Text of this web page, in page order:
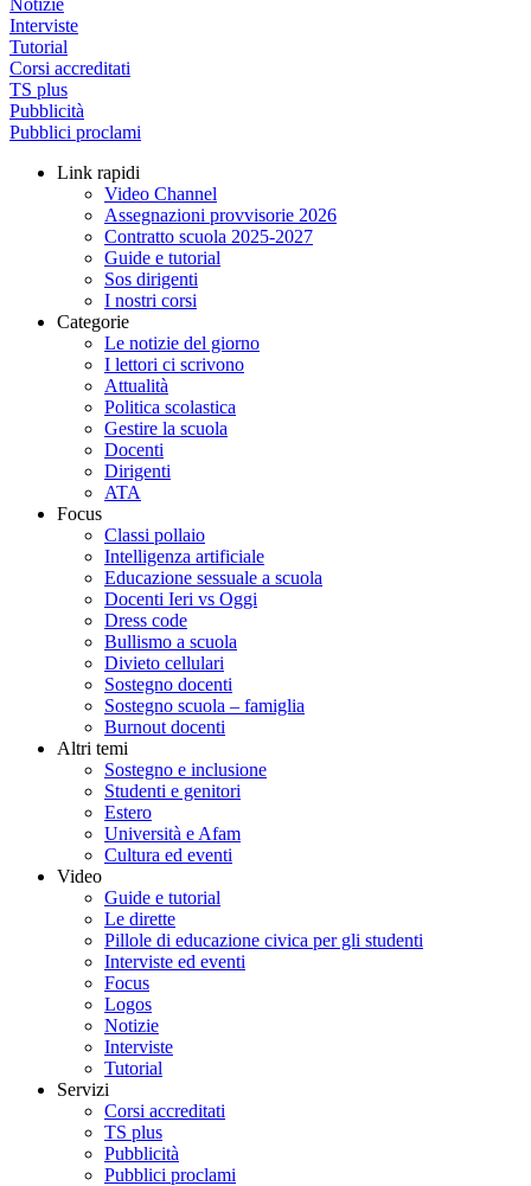
Notizie
Interviste
Tutorial
Corsi accreditati
TS plus
Pubblicità
Pubblici proclami
Link rapidi
Video Channel
Assegnazioni provvisorie 2026
Contratto scuola 2025-2027
Guide e tutorial
Sos dirigenti
I nostri corsi
Categorie
Le notizie del giorno
I lettori ci scrivono
Attualità
Politica scolastica
Gestire la scuola
Docenti
Dirigenti
ATA
Focus
Classi pollaio
Intelligenza artificiale
Educazione sessuale a scuola
Docenti Ieri vs Oggi
Dress code
Bullismo a scuola
Divieto cellulari
Sostegno docenti
Sostegno scuola – famiglia
Burnout docenti
Altri temi
Sostegno e inclusione
Studenti e genitori
Estero
Università e Afam
Cultura ed eventi
Video
Guide e tutorial
Le dirette
Pillole di educazione civica per gli studenti
Interviste ed eventi
Focus
Logos
Notizie
Interviste
Tutorial
Servizi
Corsi accreditati
TS plus
Pubblicità
Pubblici proclami